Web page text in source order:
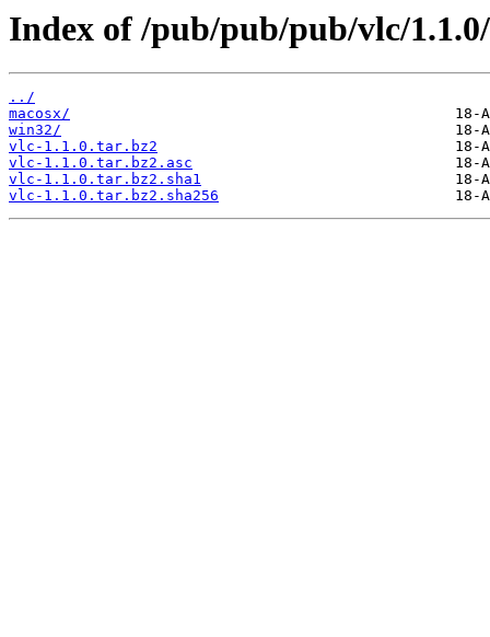
Index of /pub/pub/pub/vlc/1.1.0/
../
macosx/
win32/
vlc-1.1.0.tar.bz2
vlc-1.1.0.tar.bz2.asc
vlc-1.1.0.tar.bz2.sha1
vlc-1.1.0.tar.bz2.sha256